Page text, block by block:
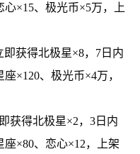
×15、极光币×5万，上
获得北极星×8，7日内
×120、极光币×4万，
获得北极星×2，3日内
×80、恋心×12，上架